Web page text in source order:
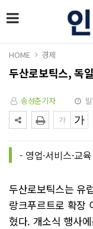
HOME 경제
두산로보틱스, 독
송성춘기자
- 영업·서비스·교
두산로보틱스는 유
랑크푸르트로 확장
혔다. 개소식 행사